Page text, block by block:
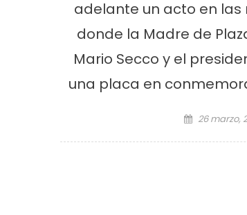
adelante un acto en
donde la Madre de
Mario Secco y el
una placa en
Posted on
26 marzo,